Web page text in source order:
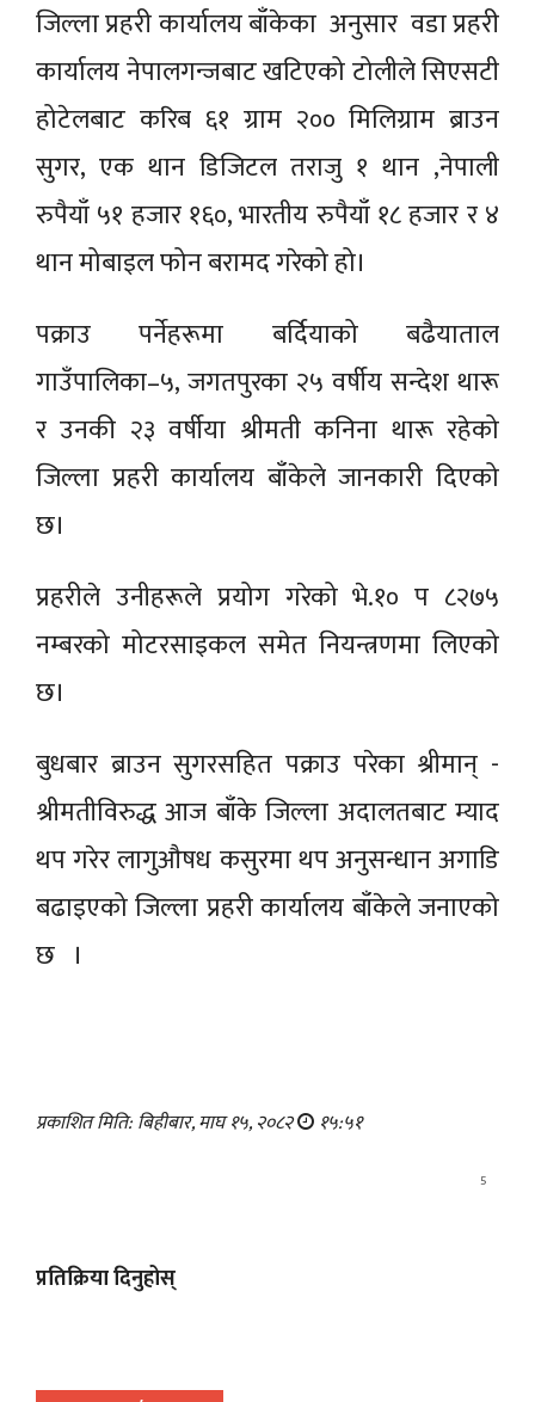
जिल्ला प्रहरी कार्यालय बाँकेका अनुसार वडा प्रहरी
कार्यालय नेपालगन्जबाट खटिएको टोलीले सिएसटी
होटेलबाट करिब ६१ ग्राम २०० मिलिग्राम ब्राउन
सुगर, एक थान डिजिटल तराजु १ थान ,नेपाली
रुपैयाँ ५१ हजार १६०, भारतीय रुपैयाँ १८ हजार र ४
थान मोबाइल फोन बरामद गरेको हो।
पक्राउ पर्नेहरूमा बर्दियाको बढैयाताल
गाउँपालिका–५, जगतपुरका २५ वर्षीय सन्देश थारू
र उनकी २३ वर्षीया श्रीमती कनिना थारू रहेको
जिल्ला प्रहरी कार्यालय बाँकेले जानकारी दिएको
छ।
प्रहरीले उनीहरूले प्रयोग गरेको भे.१० प ८२७५
नम्बरको मोटरसाइकल समेत नियन्त्रणमा लिएको
छ।
बुधबार ब्राउन सुगरसहित पक्राउ परेका श्रीमान् -
श्रीमतीविरुद्ध आज बाँके जिल्ला अदालतबाट म्याद
थप गरेर लागुऔषध कसुरमा थप अनुसन्धान अगाडि
बढाइएको जिल्ला प्रहरी कार्यालय बाँकेले जनाएको
छ ।
प्रकाशित मिति: बिहीबार, माघ १५, २०८२ १५:५१
5
प्रतिक्रिया दिनुहोस्